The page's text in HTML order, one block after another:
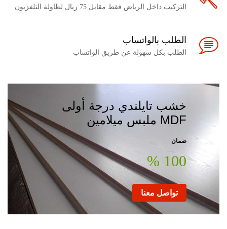
التركيب داخل الرياض فقط مقابل 75 ريال لطاولة التلفزيون
الطلب بالواتساب
الطلب بكل سهولة عن طريق الواتساب
خشب تايلندي درجة أولى
MDF ملبس ميلامين
ضمان
100 %
تواصل معنا